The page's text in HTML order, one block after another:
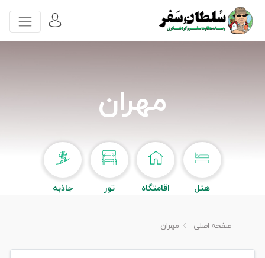
مهران
هتل اقامتگاه تور جاذبه
صفحه اصلی مهران